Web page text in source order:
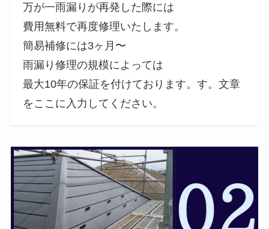
万が一雨漏りが再発した際には
費用無料で再度修理いたします。
簡易補修には3ヶ月〜
雨漏り修理の規模によっては
最大10年の保証を付けております。す。文章
をここに入力してください。